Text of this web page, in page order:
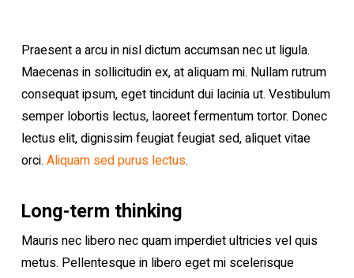
Praesent a arcu in nisl dictum accumsan nec ut ligula.
Maecenas in sollicitudin ex, at aliquam mi. Nullam rutrum
consequat ipsum, eget tincidunt dui lacinia ut. Vestibulum
semper lobortis lectus, laoreet fermentum tortor. Donec
lectus elit, dignissim feugiat feugiat sed, aliquet vitae
orci. Aliquam sed purus lectus.
Long-term thinking
Mauris nec libero nec quam imperdiet ultricies vel quis
metus. Pellentesque in libero eget mi scelerisque